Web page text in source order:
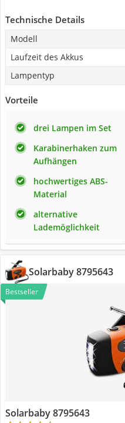
Technische Details
Modell
Laufzeit des Akkus
Lampentyp
Vorteile
drei Lampen im Set
Karabinerhaken zum
Aufhängen
hochwertiges ABS-
Material
alternative
Lademöglichkeit
Solarbaby 8795643
Bestseller
Solarbaby 8795643